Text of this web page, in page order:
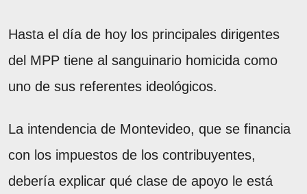
Hasta el día de hoy los principales dirigentes
del MPP tiene al sanguinario homicida como
uno de sus referentes ideológicos.
La intendencia de Montevideo, que se financia
con los impuestos de los contribuyentes,
debería explicar qué clase de apoyo le está